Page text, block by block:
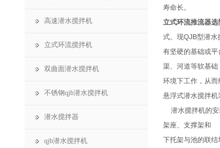
寿命长。
立式环流推流器选
式。现QJB型潜
有坚硬的基础或
渠、河道等软基础
环境下工作，从
悬浮式潜水搅拌机
潜水搅拌机的安
架座、支撑架和
下托架与池的联
高速潜水搅拌机
立式环流搅拌机
双曲面潜水搅拌机
不锈钢qjb潜水搅拌机
潜水搅拌器
qjb潜水搅拌机